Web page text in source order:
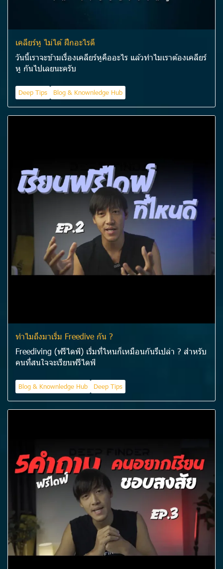
เคลียร์หู ไม่ได้ ฝึกอะไรดี
วันนี้เราจะข้ามเรื่องเคลียร์หูคืออะไร แล้วทำไมเราต้องเคลียร์
หู กันไปเลยนะครับ
Deep Tips Blog & Knownledge Hub
ทำไมถึงมาเริ่ม Freedive กัน ?
Freediving (ฟรีไดฟ์) เริ่มที่ไหนก็เหมือนกันรึเปล่า ? สำหรับ
คนที่สนใจจะเรียนฟรีไดฟ์
Blog & Knownledge Hub Deep Tips